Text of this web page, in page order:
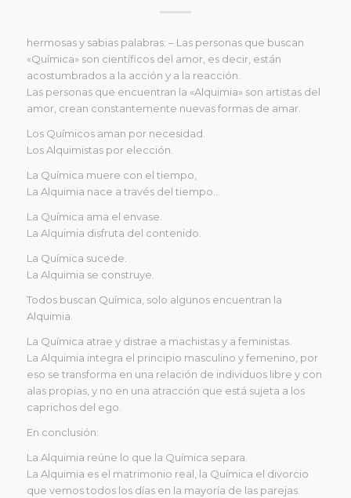
hermosas y sabias palabras: – Las personas que buscan
«Química» son científicos del amor, es decir, están
acostumbrados a la acción y a la reacción.
Las personas que encuentran la «Alquimia» son artistas del
amor, crean constantemente nuevas formas de amar.
Los Químicos aman por necesidad.
Los Alquimistas por elección.
La Química muere con el tiempo,
La Alquimia nace a través del tiempo…
La Química ama el envase.
La Alquimia disfruta del contenido.
La Química sucede.
La Alquimia se construye.
Todos buscan Química, solo algunos encuentran la
Alquimia.
La Química atrae y distrae a machistas y a feministas.
La Alquimia integra el principio masculino y femenino, por
eso se transforma en una relación de individuos libre y con
alas propias, y no en una atracción que está sujeta a los
caprichos del ego.
En conclusión:
La Alquimia reúne lo que la Química separa.
La Alquimia es el matrimonio real, la Química el divorcio
que vemos todos los días en la mayoría de las parejas.